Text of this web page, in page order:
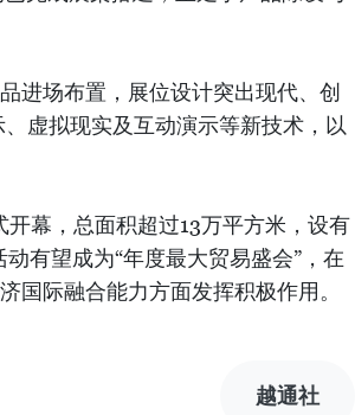
进场布置，展位设计突出现代、创
虚拟现实及互动演示等新技术，以
幕，总面积超过13万平方米，设有
有望成为“年度最大贸易盛会”，在
国际融合能力方面发挥积极作用。
越通社